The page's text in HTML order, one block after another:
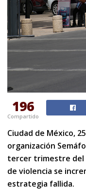
196
Compartido
Ciudad de México,
organización
tercer trimestre del
de violencia se
estrategia fallida.